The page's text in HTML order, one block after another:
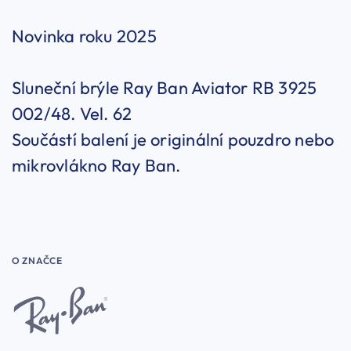
Novinka roku 2025
Sluneční brýle Ray Ban Aviator RB 3925
002/48. Vel. 62
Součástí balení je originální pouzdro nebo
mikrovlákno Ray Ban.
O ZNAČCE